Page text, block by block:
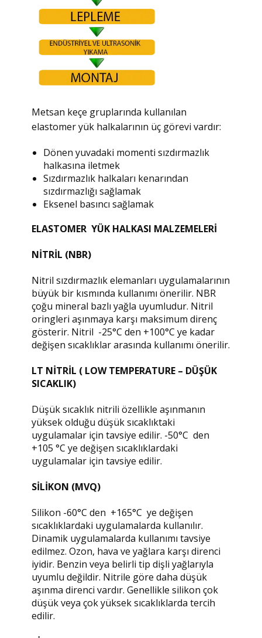
Metsan keçe gruplarında kullanılan
elastomer yük halkalarının üç görevi vardır:
Dönen yuvadaki momenti sızdırmazlık
halkasına iletmek
Sızdırmazlık halkaları kenarından
sızdırmazlığı sağlamak
Eksenel basıncı sağlamak
ELASTOMER YÜK HALKASI MALZEMELERİ
NİTRİL (NBR)
Nitril sızdırmazlık elemanları uygulamalarının
büyük bir kısmında kullanımı önerilir. NBR
çoğu mineral bazlı yağla uyumludur. Nitril
oringleri aşınmaya karşı maksimum direnç
gösterir. Nitril -25°C den +100°C ye kadar
değişen sıcaklıklar arasında kullanımı önerilir.
LT NİTRİL ( LOW TEMPERATURE – DÜŞÜK
SICAKLIK)
Düşük sıcaklık nitrili özellikle aşınmanın
yüksek olduğu düşük sıcaklıktaki
uygulamalar için tavsiye edilir. -50°C den
+105 °C ye değişen sıcaklıklardaki
uygulamalar için tavsiye edilir.
SİLİKON (MVQ)
Silikon -60°C den +165°C ye değişen
sıcaklıklardaki uygulamalarda kullanılır.
Dinamik uygulamalarda kullanımı tavsiye
edilmez. Ozon, hava ve yağlara karşı direnci
iyidir. Benzin veya belirli tip dişli yağlarıyla
uyumlu değildir. Nitrile göre daha düşük
aşınma direnci vardır. Genellikle silikon çok
düşük veya çok yüksek sıcaklıklarda tercih
edilir.